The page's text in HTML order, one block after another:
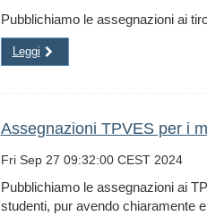
Pubblichiamo le assegnazioni ai
Leggi
Assegnazioni TPVES per i
Fri Sep 27 09:32:00 CEST 2024
Pubblichiamo le assegnazioni ai
studenti, pur avendo chiaramente